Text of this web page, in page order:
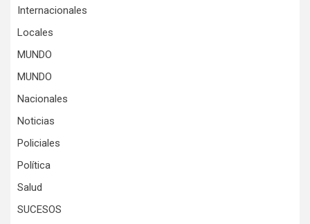
Internacionales
Locales
MUNDO
MUNDO
Nacionales
Noticias
Policiales
Política
Salud
SUCESOS